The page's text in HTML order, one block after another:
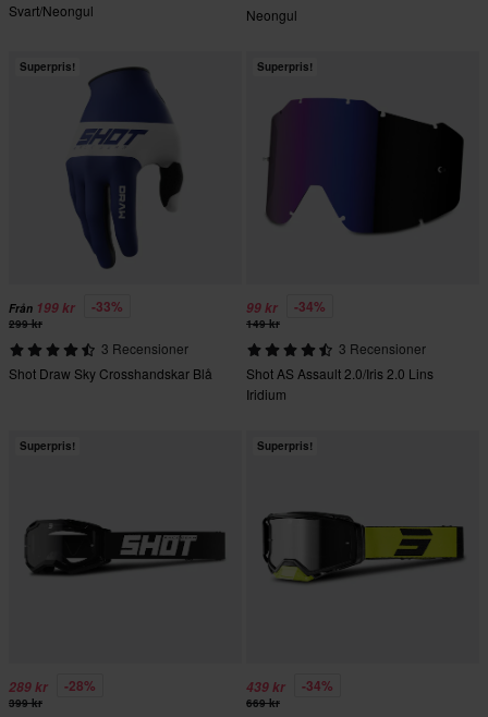
Svart/Neongul
Neongul
Superpris!
Från 199 kr -33%
299 kr
3 Recensioner
Shot Draw Sky Crosshandskar Blå
Superpris!
99 kr -34%
149 kr
3 Recensioner
Shot AS Assault 2.0/Iris 2.0 Lins
Iridium
Superpris!
289 kr -28%
399 kr
Superpris!
439 kr -34%
669 kr